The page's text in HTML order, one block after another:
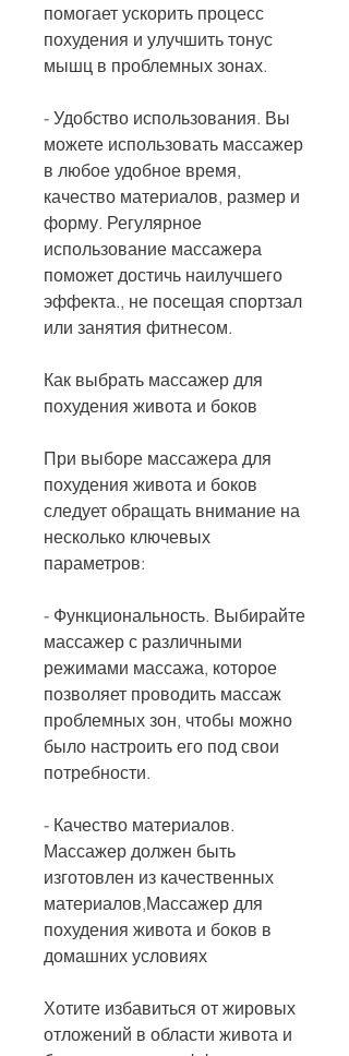
помогает ускорить процесс
похудения и улучшить тонус
мышц в проблемных зонах.
- Удобство использования. Вы
можете использовать массажер
в любое удобное время,
качество материалов, размер и
форму. Регулярное
использование массажера
поможет достичь наилучшего
эффекта., не посещая спортзал
или занятия фитнесом.
Как выбрать массажер для
похудения живота и боков
При выборе массажера для
похудения живота и боков
следует обращать внимание на
несколько ключевых
параметров:
- Функциональность. Выбирайте
массажер с различными
режимами массажа, которое
позволяет проводить массаж
проблемных зон, чтобы можно
было настроить его под свои
потребности.
- Качество материалов.
Массажер должен быть
изготовлен из качественных
материалов,Массажер для
похудения живота и боков в
домашних условиях
Хотите избавиться от жировых
отложений в области живота и